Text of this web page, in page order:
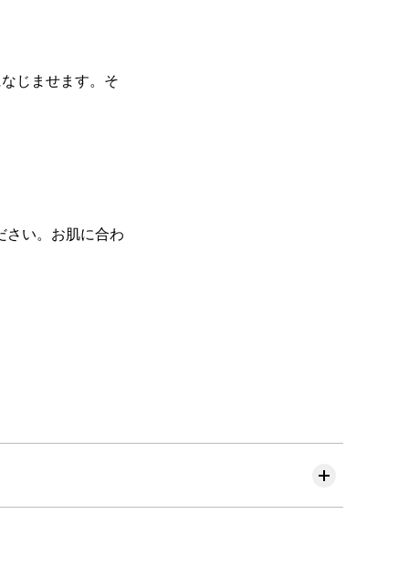
じませます。そ
さい。お肌に合わ